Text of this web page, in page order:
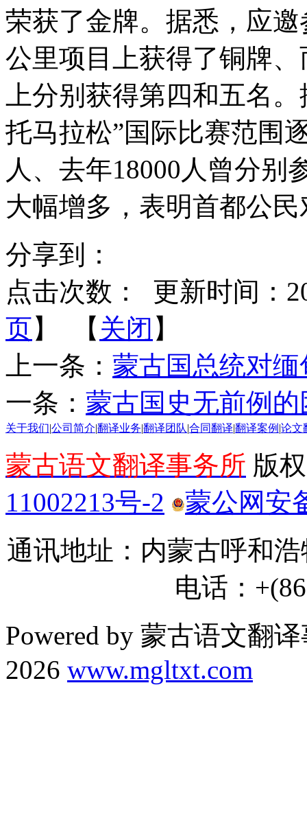
荣获了金牌。据悉，应
公里项目上获得了铜牌
上分别获得第四和五名
托马拉松”国际比赛范围
人、去年18000人曾分别
大幅增多，表明首都公
分享到：
点击次数：
更新时间：
页】 【 关闭 】
上一条： 蒙古国总统对
一条： 蒙古国史无前例的
关于我们 公司简介 翻译业务 翻译团队 合同翻译 翻译案例 论文
蒙古语文翻译事务所 版
11002213号-2
蒙公网安
通讯地址：内蒙古呼和
电话：
Powered by 蒙古语文翻
2026 www.mgltxt.com